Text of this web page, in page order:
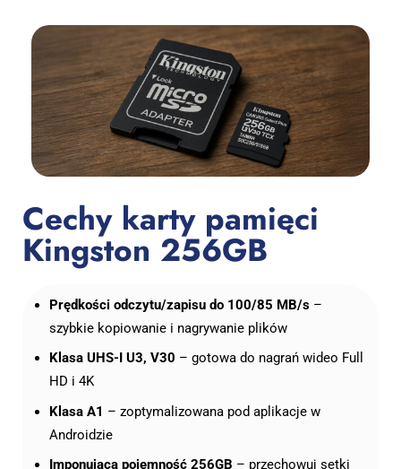
Cechy karty pamięci
Kingston 256GB
Prędkości odczytu/zapisu do 100/85 MB/s –
szybkie kopiowanie i nagrywanie plików
Klasa UHS-I U3, V30 – gotowa do nagrań wideo Full
HD i 4K
Klasa A1 – zoptymalizowana pod aplikacje w
Androidzie
Imponująca pojemność 256GB – przechowuj setki